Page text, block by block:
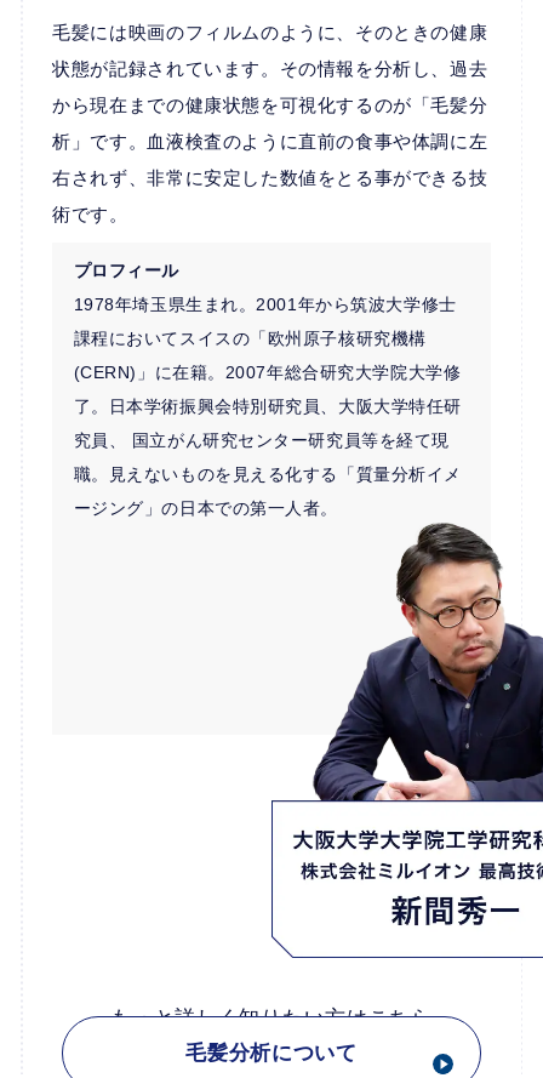
毛髪には映画のフィルムのように、そのときの健康
状態が記録されています。その情報を分析し、過去
から現在までの健康状態を可視化するのが「毛髪分
析」です。血液検査のように直前の食事や体調に左
右されず、非常に安定した数値をとる事ができる技
術です。
プロフィール
1978年埼玉県生まれ。2001年から筑波大学修士
課程においてスイスの「欧州原子核研究機構
(CERN)」に在籍。2007年総合研究大学院大学修
了。日本学術振興会特別研究員、大阪大学特任研
究員、 国立がん研究センター研究員等を経て現
職。見えないものを見える化する「質量分析イメ
ージング」の日本での第一人者。
もっと詳しく知りたい方はこちら
毛髪分析について